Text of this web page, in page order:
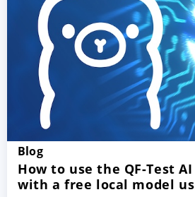
Blog
How to use the QF-Test
with a free local model